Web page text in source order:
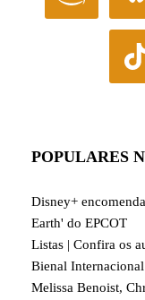
POPULARES
Disney+
Earth' do EPCOT
Listas | Confira os
Bienal
Melissa Benoist,